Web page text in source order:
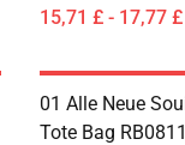
15,71 £ - 17,77 £
01 Alle Neue
Tote Bag RB0811